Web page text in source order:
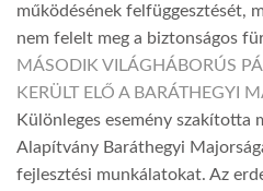
működésének felfüggesztését,
nem felelt meg a biztonságos
MÁSODIK VILÁGHÁBORÚS
KERÜLT ELŐ A BARÁTHEGYI
Különleges esemény szakította
Alapítvány Baráthegyi
fejlesztési munkálatokat. Az